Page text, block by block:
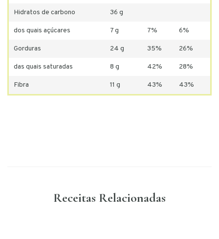
Hidratos de carbono 36 g
dos quais açúcares 7 g 7% 6%
Gorduras 24 g 35% 26%
das quais saturadas 8 g 42% 28%
Fibra 11 g 43% 43%
Receitas Relacionadas